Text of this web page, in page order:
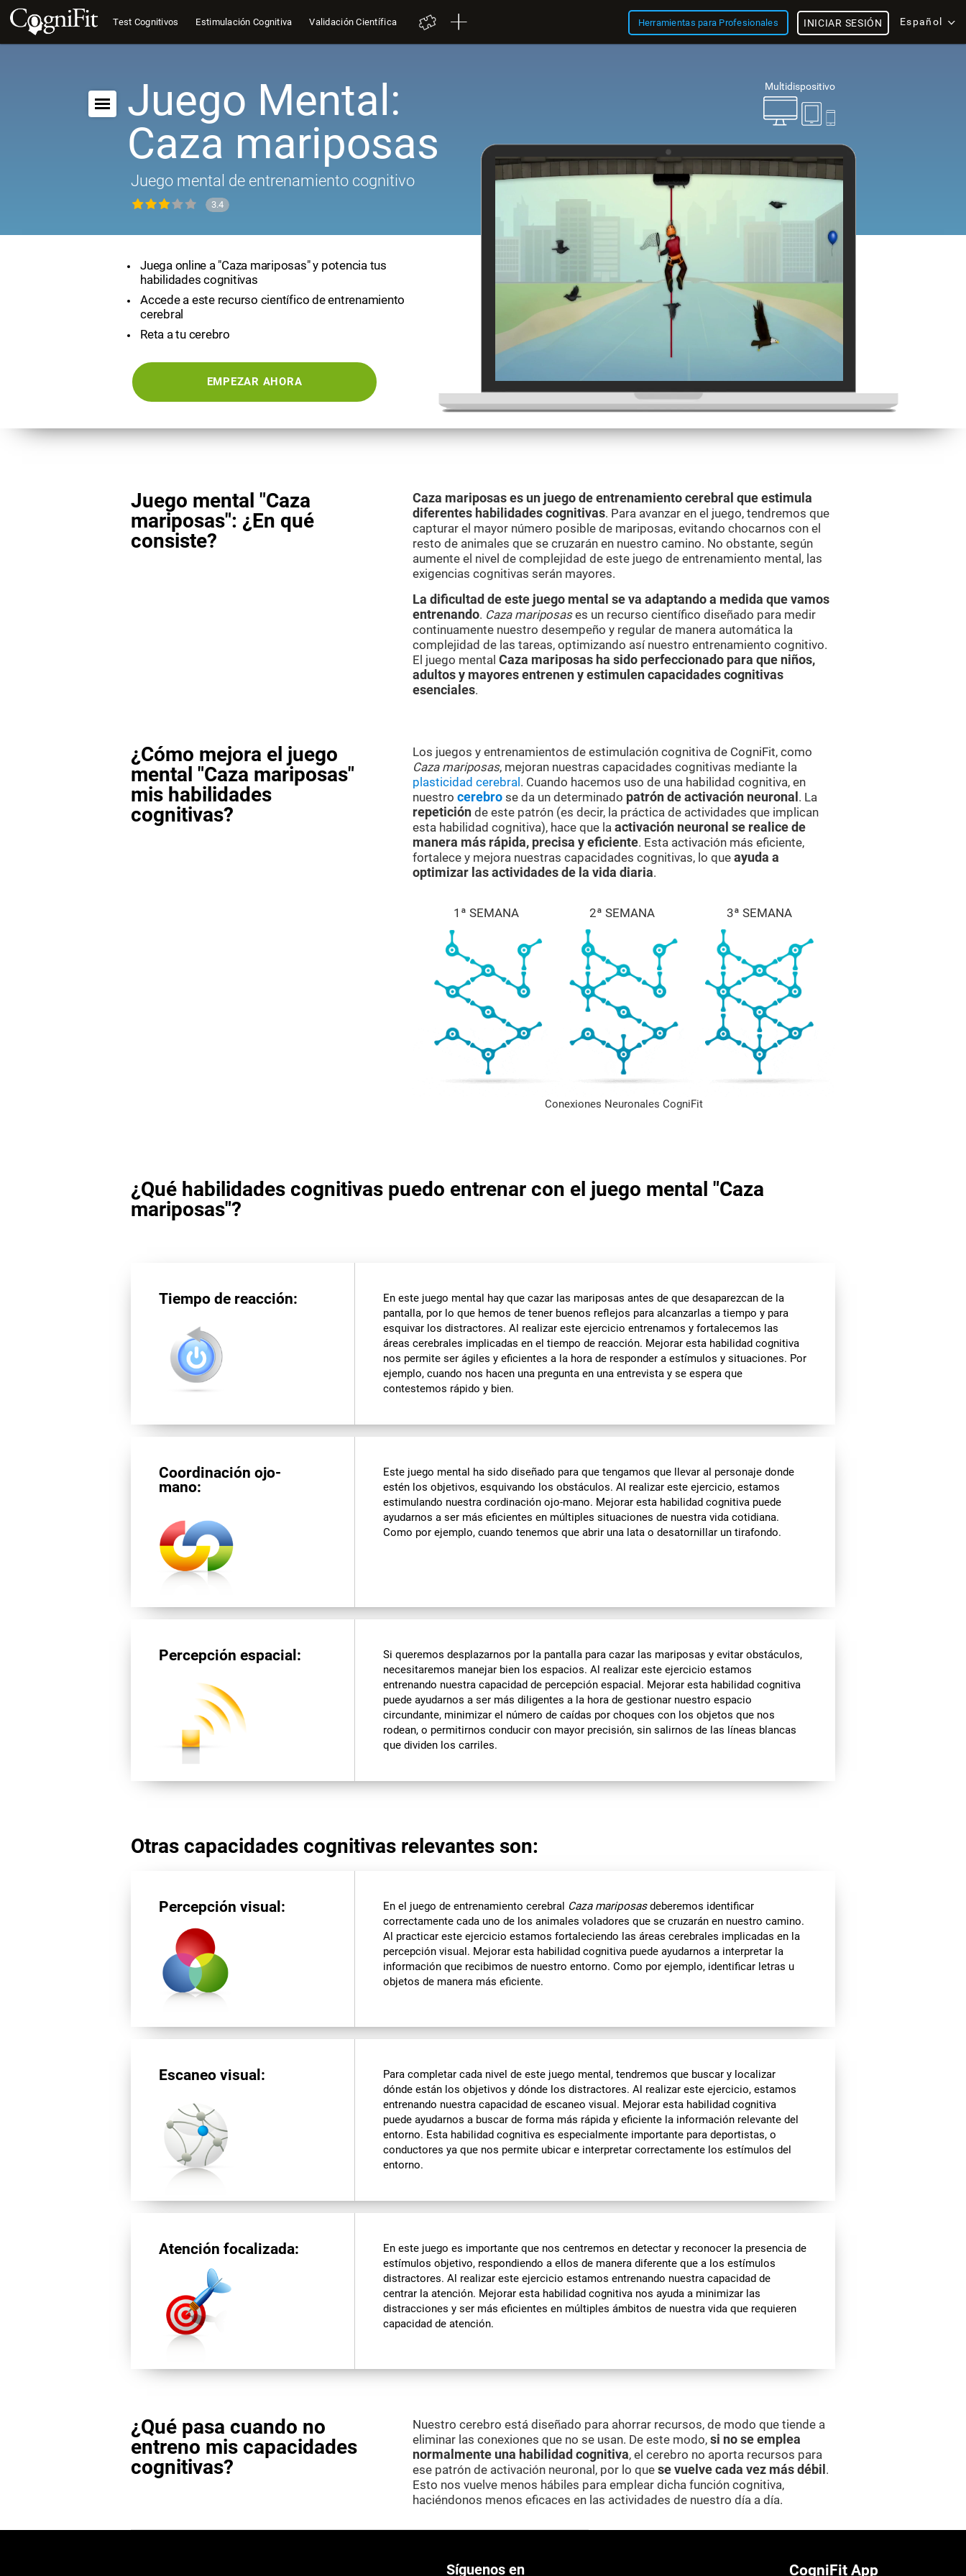
Test Cognitivos Estimulación Cognitiva Validación Científica Herramientas para Profesionales Español
INICIAR SESIÓN
Multidispositivo
Juego Mental:
Caza mariposas
Juego mental de entrenamiento cognitivo
3.4
Juega online a "Caza mariposas" y potencia tus
habilidades cognitivas
Accede a este recurso científico de entrenamiento
cerebral
Reta a tu cerebro
EMPEZAR AHORA
Juego mental "Caza
mariposas": ¿En qué
consiste?
Caza mariposas es un juego de entrenamiento cerebral que estimula
diferentes habilidades cognitivas. Para avanzar en el juego, tendremos que
capturar el mayor número posible de mariposas, evitando chocarnos con el
resto de animales que se cruzarán en nuestro camino. No obstante, según
aumente el nivel de complejidad de este juego de entrenamiento mental, las
exigencias cognitivas serán mayores.
La dificultad de este juego mental se va adaptando a medida que vamos
entrenando. Caza mariposases un recurso científico diseñado para medir
continuamente nuestro desempeño y regular de manera automática la
complejidad de las tareas, optimizando así nuestro entrenamiento cognitivo.
El juego mental Caza mariposas ha sido perfeccionado para que niños,
adultos y mayores entrenen y estimulen capacidades cognitivas
esenciales.
¿Cómo mejora el juego
mental "Caza mariposas"
mis habilidades
cognitivas?
Los juegos y entrenamientos de estimulación cognitiva de CogniFit, como
Caza mariposas, mejoran nuestras capacidades cognitivas mediante la
plasticidad cerebral . Cuando hacemos uso de una habilidad cognitiva, en
nuestro cerebro se da un determinado patrón de activación neuronal . La
repetición de este patrón (es decir, la práctica de actividades que implican
esta habilidad cognitiva), hace que la activación neuronal se realice de
manera más rápida, precisa y eficiente. Esta activación más eficiente,
fortalece y mejora nuestras capacidades cognitivas, lo que ayuda a
optimizar las actividades de la vida diaria.
1ª SEMANA 2ª SEMANA 3ª SEMANA
Conexiones Neuronales CogniFit
¿Qué habilidades cognitivas puedo entrenar con el juego mental "Caza
mariposas"?
Tiempo de reacción:
En este juego mental hay que cazar las mariposas antes de que desaparezcan de la
pantalla, por lo que hemos de tener buenos reflejos para alcanzarlas a tiempo y para
esquivar los distractores. Al realizar este ejercicio entrenamos y fortalecemos las
áreas cerebrales implicadas en el tiempo de reacción. Mejorar esta habilidad cognitiva
nos permite ser ágiles y eficientes a la hora de responder a estímulos y situaciones. Por
ejemplo, cuando nos hacen una pregunta en una entrevista y se espera que
contestemos rápido y bien.
Coordinación ojo-
mano:
Este juego mental ha sido diseñado para que tengamos que llevar al personaje donde
estén los objetivos, esquivando los obstáculos. Al realizar este ejercicio, estamos
estimulando nuestra cordinación ojo-mano. Mejorar esta habilidad cognitiva puede
ayudarnos a ser más eficientes en múltiples situaciones de nuestra vida cotidiana.
Como por ejemplo, cuando tenemos que abrir una lata o desatornillar un tirafondo.
Percepción espacial:
Si queremos desplazarnos por la pantalla para cazar las mariposas y evitar obstáculos,
necesitaremos manejar bien los espacios. Al realizar este ejercicio estamos
entrenando nuestra capacidad de percepción espacial. Mejorar esta habilidad cognitiva
puede ayudarnos a ser más diligentes a la hora de gestionar nuestro espacio
circundante, minimizar el número de caídas por choques con los objetos que nos
rodean, o permitirnos conducir con mayor precisión, sin salirnos de las líneas blancas
que dividen los carriles.
Otras capacidades cognitivas relevantes son:
Percepción visual: En el juego de entrenamiento cerebral Caza mariposasdeberemos identificar
correctamente cada uno de los animales voladores que se cruzarán en nuestro camino.
Al practicar este ejercicio estamos fortaleciendo las áreas cerebrales implicadas en la
percepción visual. Mejorar esta habilidad cognitiva puede ayudarnos a interpretar la
información que recibimos de nuestro entorno. Como por ejemplo, identificar letras u
objetos de manera más eficiente.
Escaneo visual:
Para completar cada nivel de este juego mental, tendremos que buscar y localizar
dónde están los objetivos y dónde los distractores. Al realizar este ejercicio, estamos
entrenando nuestra capacidad de escaneo visual. Mejorar esta habilidad cognitiva
puede ayudarnos a buscar de forma más rápida y eficiente la información relevante del
entorno. Esta habilidad cognitiva es especialmente importante para deportistas, o
conductores ya que nos permite ubicar e interpretar correctamente los estímulos del
entorno.
Atención focalizada:
En este juego es importante que nos centremos en detectar y reconocer la presencia de
estímulos objetivo, respondiendo a ellos de manera diferente que a los estímulos
distractores. Al realizar este ejercicio estamos entrenando nuestra capacidad de
centrar la atención. Mejorar esta habilidad cognitiva nos ayuda a minimizar las
distracciones y ser más eficientes en múltiples ámbitos de nuestra vida que requieren
capacidad de atención.
¿Qué pasa cuando no
entreno mis capacidades
cognitivas?
Nuestro cerebro está diseñado para ahorrar recursos, de modo que tiende a
eliminar las conexiones que no se usan. De este modo, si no se emplea
normalmente una habilidad cognitiva, el cerebro no aporta recursos para
ese patrón de activación neuronal, por lo que se vuelve cada vez más débil .
Esto nos vuelve menos hábiles para emplear dicha función cognitiva,
haciéndonos menos eficaces en las actividades de nuestro día a día.
CogniFit App
Síguenos en